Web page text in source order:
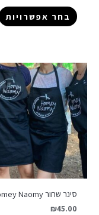
בחר אפשרויות
סינר שחור Homey Naomy
₪45.00